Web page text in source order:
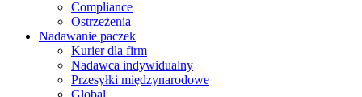
Compliance
Ostrzeżenia
Nadawanie paczek
Kurier dla firm
Nadawca indywidualny
Przesyłki międzynarodowe
Global